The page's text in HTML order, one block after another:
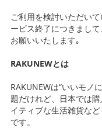
ご利用を検討いただい
ービス終了につきまし
お願いいたします｡
RAKUNEWとは
RAKUNEWは“いいモノ
題だけれど、日本では
イティブな生活雑貨な
です。